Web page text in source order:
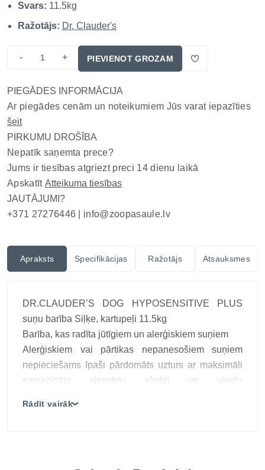
monoproteīna, hipoalerģiska formula, kas apvieno siļķi,
kartupeļus un dabīgas p...
Svars: 11.5kg
Ražotājs: Dr. Clauder's
- + PIEVIENOT GROZAM
PIEGĀDES INFORMĀCIJA
Ar piegādes cenām un noteikumiem Jūs varat iepazīties
šeit
PIRKUMU DROŠĪBA
Nepatīk saņemta prece?
Jums ir tiesības atgriezt preci 14 dienu laikā
Apskatīt Atteikuma tiesības
JAUTĀJUMI?
+371 27276446 | info@zoopasaule.lv
Apraksts Specifikācijas Ražotājs Atsauksmes
DR.CLAUDER’S DOG HYPOSENSITIVE PLUS
suņu barība Siļķe, kartupeļi 11.5kg
Barība, kas radīta jūtīgiem un alerģiskiem suņiem
Alerģiskiem vai pārtikas nepanesošiem suņiem
nepieciešams īpaši pārdomāts uzturs ar maksimāli
samazinātu alergēnu slodzi un vieglu
Rādīt vairāk❯